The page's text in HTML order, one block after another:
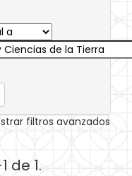
filtros avanzados
de 1.